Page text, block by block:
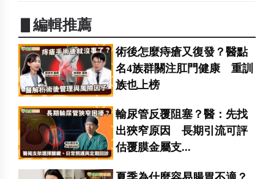
▋編輯推薦
術後怎麼痔瘡又復發？醫點
名4族群關注肛門健康 重訓
族也上榜
輸尿管反覆阻塞？醫：先找
出狹窄原因 長期引流可評
估覆膜金屬支...